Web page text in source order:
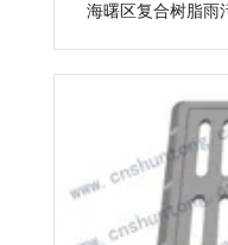
海曙区复合树脂雨